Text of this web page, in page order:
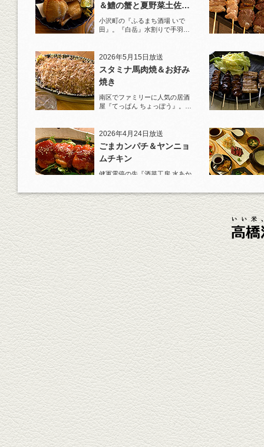
＆鱧の蟹と夏野菜土佐酢
ジュレがけ
小沢町の『ふるまち酒場 いで
田』。『白岳』水割りで手羽先
2026年5月15日放送
スタミナ馬肉焼＆お好み
焼き
南区でファミリーに人気の居酒
屋『てっぱん ちょっぽう』。王
2026年4月24日放送
ごまカンパチ＆ヤンニョ
ムチキン
健軍電停の先『酒菜工房 水あか
杯！まずは『ごまカンパチ』を
肴に。
2026年4月3日放送
元祖 鶏焼売＆牛テールの
土鍋めし
健軍電停そば『湯気立つ料理』
が名物の『yuge(ゆげ)』へ。
『白岳』を使った『旨み緑茶
割』で乾杯！
2026年3月13日放送
焼鳥おまかせ８本
健軍自衛隊通り『焼鳥 菖蒲谷』
で最高級の焼鳥を味わう。『銀
しろ...
2026年2月20日放送
1000円で飲めますｾｯﾄ＆
至福のﾊﾑｶﾂ など
東区の健軍電停のそば『居酒屋
食堂いしばしさん家』は、賑や
かでお...
2026年1月30日放送